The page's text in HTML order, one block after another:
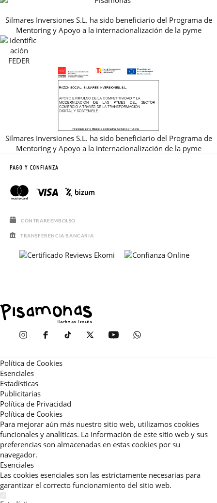
AVISO LEGAL, PRIVACIDAD Y COOKIES
GUIA DE TALLAS
REBAJAS
Silmares Inversiones S.L. ha sido beneficiario del Programa de
Mentoring y Apoyo a la internacionalización de la pyme
Silmares Inversiones S.L. ha sido beneficiario del Programa de
Mentoring y Apoyo a la internacionalización de la pyme
PAGO Y CONFIANZA
CONTRAREEMBOLSO
TRANSFERENCIA BANCARIA
Política de Cookies
Esenciales
Estadísticas
Publicitarias
Política de Privacidad
Política de Cookies
Para mejorar aún más nuestro sitio web, utilizamos cookies
funcionales y analíticas. La información de este sitio web y sus
preferencias son almacenadas en estas cookies por su
navegador.
Esenciales
Las cookies esenciales son las estrictamente necesarias para
garantizar el correcto funcionamiento del sitio web.